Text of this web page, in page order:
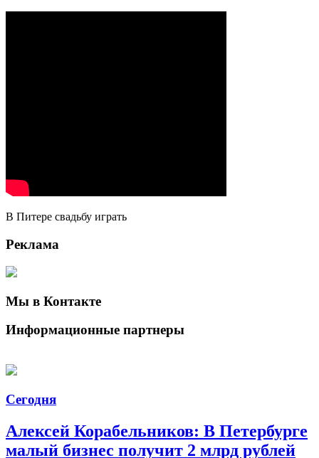
В Питере свадьбу играть
Реклама
Мы в Контакте
Информационные партнеры
Сегодня
Алексей Корабельников: В Петербурге
малый бизнес получит 2 млрд рублей